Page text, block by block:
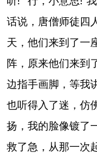
话说，唐僧师徒四
天，他们来到了一
阵，原来他们来到
边指手画脚，等我
也听得入了迷，仿
扬，我的脸像镀了
救了急，从那一次